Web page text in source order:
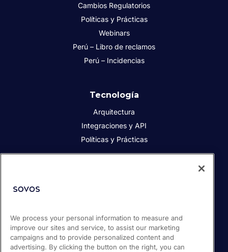
Cambios Regulatorios
Políticas y Prácticas
Webinars
Perú – Libro de reclamos
Perú – Incidencias
Tecnología
Arquitectura
Integraciones y API
Políticas y Prácticas
Responsabilidad social
Soporte / Portal de clientes
Empleos
We process your personal information to measure and
improve our sites and service, to assist our marketing
campaigns and to provide personalized content and
advertising. By clicking the button on the right, you can